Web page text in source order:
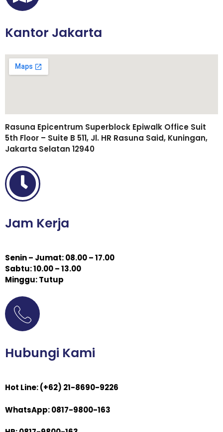
Kantor Jakarta
Rasuna Epicentrum Superblock Epiwalk Office Suit
5th Floor – Suite B 511, Jl. HR Rasuna Said, Kuningan,
Jakarta Selatan 12940
Jam Kerja
Senin – Jumat: 08.00 – 17.00
Sabtu: 10.00 – 13.00
Minggu: Tutup
Hubungi Kami
Hot Line: (+62) 21-8690-9226
WhatsApp: 0817-9800-163